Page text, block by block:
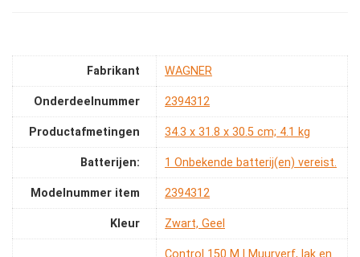
Fabrikant ‎WAGNER
Onderdeelnummer ‎2394312
Productafmetingen ‎34.3 x 31.8 x 30.5 cm; 4.1 kg
Batterijen: ‎1 Onbekende batterij(en) vereist.
Modelnummer item ‎2394312
Kleur ‎Zwart, Geel